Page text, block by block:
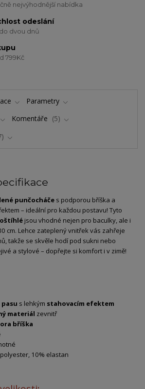
nejvýhodnější nabídka
odeslání
dvou dnů
799Kč
Parametry
Komentáře
5
punčocháče s podporou bříška a
– ideální pro každou postavu! Tyto
jsou vhodné nejen pro baculky, ale i
cm. Lehce zateplený vnitřek vás zahřeje
takže se skvěle hodí pod sukni nebo
a stylové – dopřejte si komfort i v zimě!
pasu s lehkým stahovacím efektem
materiál zevnitř
bříška
10% elastan